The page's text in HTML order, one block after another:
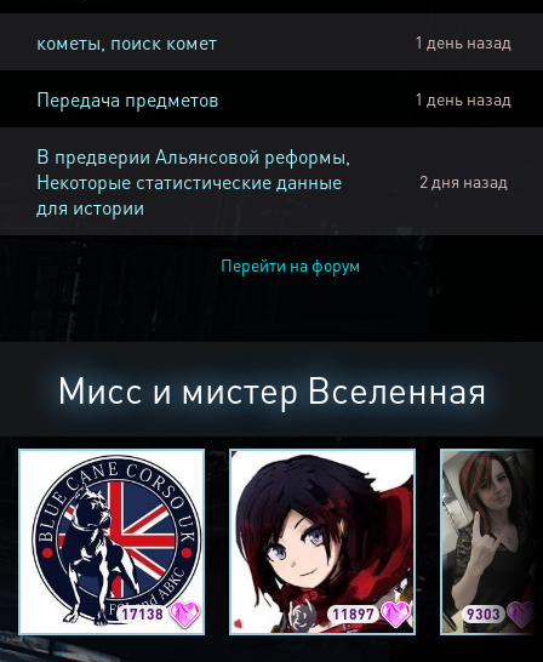
кометы, поиск комет 1 день назад
Передача предметов 1 день назад
В предверии Альянсовой реформы,
Некоторые статистические данные
для истории
2 дня назад
Перейти на форум
Мисс и мистер Вселенная
17138 11897 9303